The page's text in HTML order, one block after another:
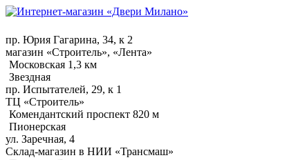
пр. Юрия Гагарина, 34, к 2
магазин «Строитель», «Лента»
Московская 1,3 км
Звездная
пр. Испытателей, 29, к 1
ТЦ «Строитель»
Комендантский проспект 820 м
Пионерская
ул. Заречная, 4
Склад-магазин в НИИ «Трансмаш»